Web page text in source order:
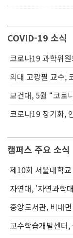
COVID-19 소식
보건대, 5월 “코로
코로나19 장기화,
캠퍼스 주요 소식
제10회 서울대학
자연대, '자연과학